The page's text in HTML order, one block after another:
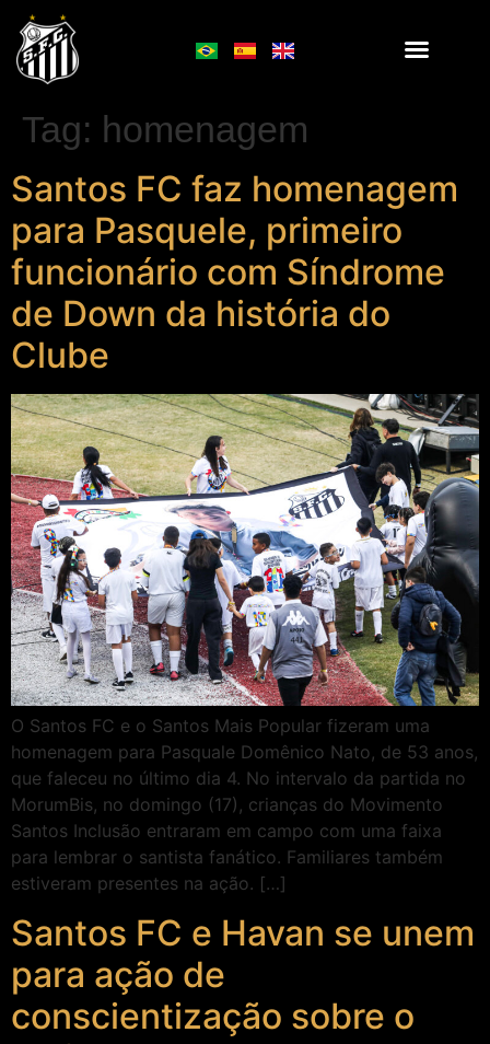
Tag: homenagem
Santos FC faz homenagem
para Pasquele, primeiro
funcionário com Síndrome
de Down da história do
Clube
O Santos FC e o Santos Mais Popular fizeram uma
homenagem para Pasquale Domênico Nato, de 53 anos,
que faleceu no último dia 4. No intervalo da partida no
MorumBis, no domingo (17), crianças do Movimento
Santos Inclusão entraram em campo com uma faixa
para lembrar o santista fanático. Familiares também
estiveram presentes na ação. […]
Santos FC e Havan se unem
para ação de
conscientização sobre o